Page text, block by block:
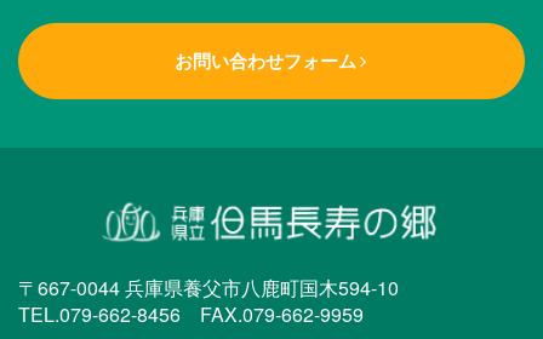
お問い合わせフォーム
〒667-0044 兵庫県養父市八鹿町国木594-10
TEL.079-662-8456 FAX.079-662-9959